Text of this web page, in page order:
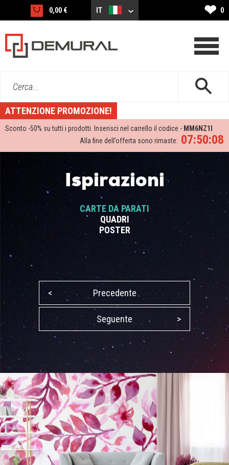
0,00 € IT ❤ 0
Cerca...
ATTENZIONE PROMOZIONE!
Sconto -50% su tutti i prodotti. Inserisci nel carrello il codice - MM6NZ1I
07:50:08
Alla fine dell’offerta sono rimaste:
Ispirazioni
CARTE DA PARATI
QUADRI
POSTER
< Precedente
Seguente >